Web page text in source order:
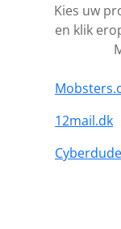
Kies uw
en klik
12mail.dk